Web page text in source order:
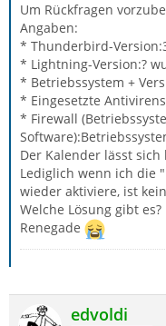
Um Rückfragen
Angaben:
* Thunderbird-
* Lightning-Version:?
* Betriebssystem +
* Eingesetzte
* Firewall
Der Kalender lässt
Lediglich wenn ich die
wieder aktiviere, ist
Welche Lösung gibt es?
Renegade
edvoldi